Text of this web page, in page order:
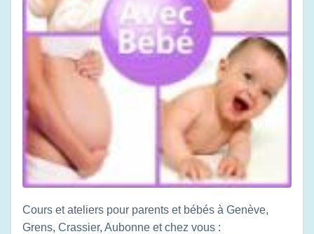
Cours et ateliers pour parents et bébés à Genève,
Grens, Crassier, Aubonne et chez vous :